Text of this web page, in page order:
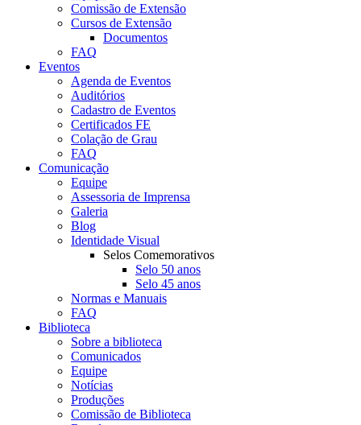
Comissão de Extensão
Cursos de Extensão
Documentos
FAQ
Eventos
Agenda de Eventos
Auditórios
Cadastro de Eventos
Certificados FE
Colação de Grau
FAQ
Comunicação
Equipe
Assessoria de Imprensa
Galeria
Blog
Identidade Visual
Selos Comemorativos
Selo 50 anos
Selo 45 anos
Normas e Manuais
FAQ
Biblioteca
Sobre a biblioteca
Comunicados
Equipe
Notícias
Produções
Comissão de Biblioteca